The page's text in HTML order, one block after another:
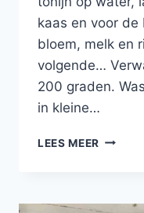
kaas en voor de
bloem, melk en
volgende…
200 graden.
in kleine…
LEES MEER
EN